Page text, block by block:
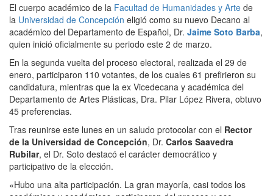
El cuerpo académico de la Facultad de Humanidades y Arte de
la Universidad de Concepción eligió como su nuevo Decano al
académico del Departamento de Español, Dr. Jaime Soto Barba,
quien inició oficialmente su periodo este 2 de marzo.
En la segunda vuelta del proceso electoral, realizada el 29 de
enero, participaron 110 votantes, de los cuales 61 prefirieron su
candidatura, mientras que la ex Vicedecana y académica del
Departamento de Artes Plásticas, Dra. Pilar López Rivera, obtuvo
45 preferencias.
Tras reunirse este lunes en un saludo protocolar con el Rector
de la Universidad de Concepción, Dr. Carlos Saavedra
Rubilar, el Dr. Soto destacó el carácter democrático y
participativo de la elección.
«Hubo una alta participación. La gran mayoría, casi todos los